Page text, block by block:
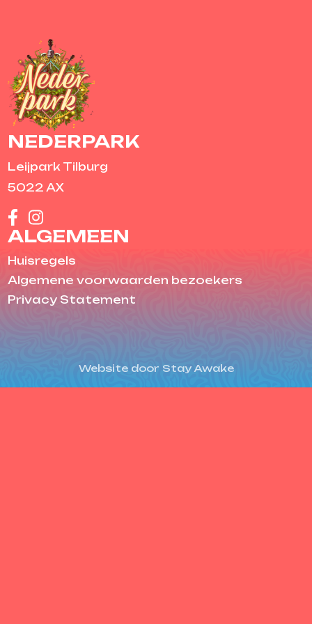
NEDERPARK
Leijpark Tilburg
5022 AX
ALGEMEEN
Huisregels
Algemene voorwaarden bezoekers
Privacy Statement
Website door Stay Awake